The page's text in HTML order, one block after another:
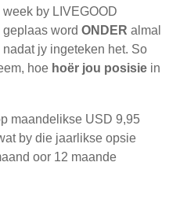
by LIVEGOOD
word ONDER almal
jy ingeteken het. So
hoe hoër jou posisie in
maandelikse USD 9,95
by die jaarlikse opsie
oor 12 maande